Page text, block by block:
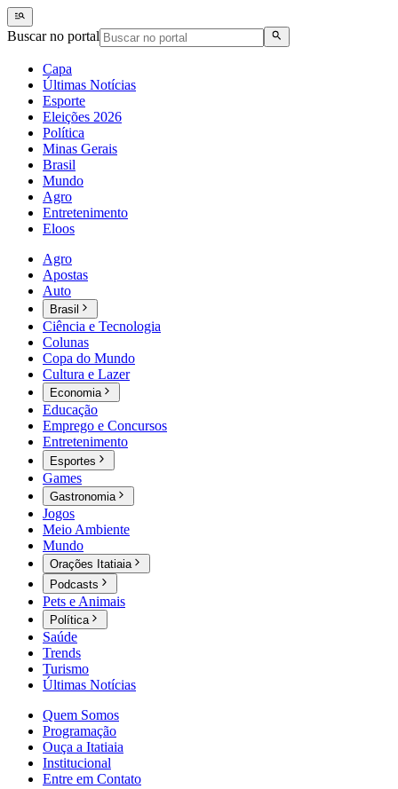
Buscar no portal
Capa
Últimas Notícias
Esporte
Eleições 2026
Política
Minas Gerais
Brasil
Mundo
Agro
Entretenimento
Eloos
Agro
Apostas
Auto
Brasil
Ciência e Tecnologia
Colunas
Copa do Mundo
Cultura e Lazer
Economia
Educação
Emprego e Concursos
Entretenimento
Esportes
Games
Gastronomia
Jogos
Meio Ambiente
Mundo
Orações Itatiaia
Podcasts
Pets e Animais
Política
Saúde
Trends
Turismo
Últimas Notícias
Quem Somos
Programação
Ouça a Itatiaia
Institucional
Entre em Contato